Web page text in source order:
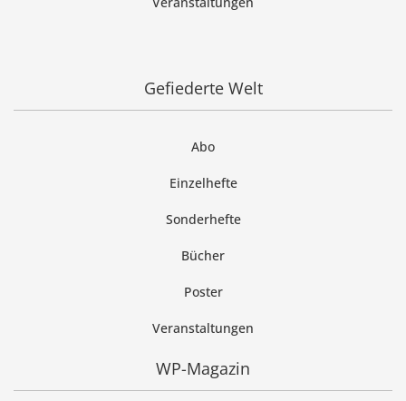
Gefiederte Welt
Abo
Einzelhefte
Sonderhefte
Bücher
Poster
Veranstaltungen
WP-Magazin